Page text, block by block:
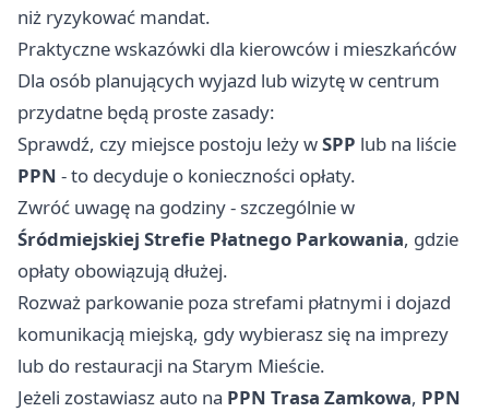
niż ryzykować mandat.
Praktyczne wskazówki dla kierowców i mieszkańców
Dla osób planujących wyjazd lub wizytę w centrum
przydatne będą proste zasady:
Sprawdź, czy miejsce postoju leży wSPP lub na liście
PPN - to decyduje o konieczności opłaty.
Zwróć uwagę na godziny - szczególnie w
Śródmiejskiej Strefie Płatnego Parkowania, gdzie
opłaty obowiązują dłużej.
Rozważ parkowanie poza strefami płatnymi i dojazd
komunikacją miejską, gdy wybierasz się na imprezy
lub do restauracji na Starym Mieście.
Jeżeli zostawiasz auto na PPN Trasa Zamkowa, PPN